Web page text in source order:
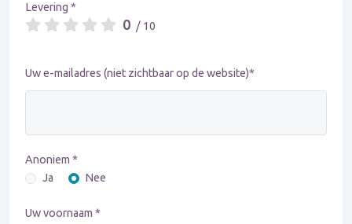
Levering *
0 / 10
Uw e-mailadres (niet zichtbaar op de website)*
Anoniem *
Ja
Nee
Uw voornaam *